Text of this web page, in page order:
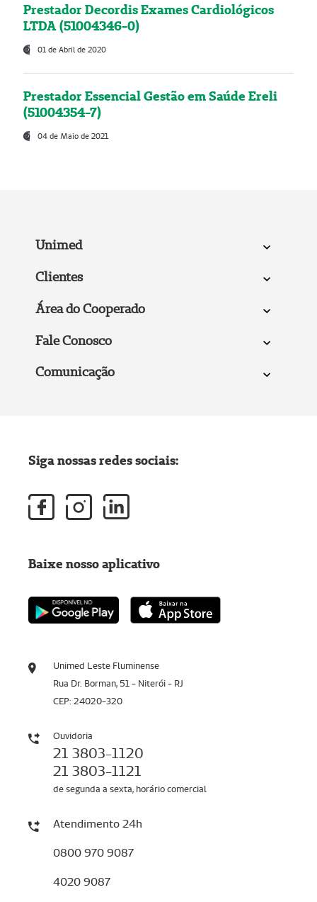
Prestador Decordis Exames Cardiológicos
LTDA (51004346-0)
01 de Abril de 2020
Prestador Essencial Gestão em Saúde Ereli
(51004354-7)
04 de Maio de 2021
Unimed
Clientes
Área do Cooperado
Fale Conosco
Comunicação
Unimed Leste Fluminense
Rua Dr. Borman, 51 - Niterói - RJ
CEP: 24020-320
Ouvidoria
21 3803-1120
21 3803-1121
de segunda a sexta, horário comercial
Atendimento 24h
0800 970 9087
4020 9087
Siga nossas redes sociais:
Baixe nosso aplicativo